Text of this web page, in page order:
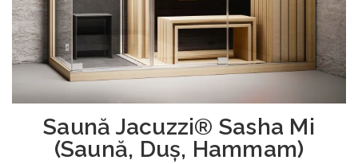
Saună Jacuzzi® Sasha Mi
(Saună, Duș, Hammam)